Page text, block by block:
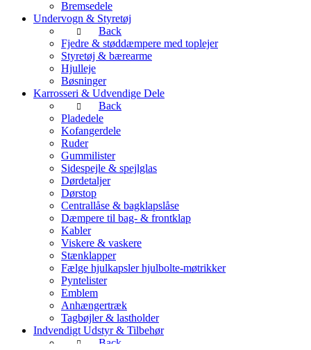
Bremsedele
Undervogn & Styretøj
Back
Fjedre & støddæmpere med toplejer
Styretøj & bærearme
Hjulleje
Bøsninger
Karrosseri & Udvendige Dele
Back
Pladedele
Kofangerdele
Ruder
Gummilister
Sidespejle & spejlglas
Dørdetaljer
Dørstop
Centrallåse & bagklapslåse
Dæmpere til bag- & frontklap
Kabler
Viskere & vaskere
Stænklapper
Fælge hjulkapsler hjulbolte-møtrikker
Pyntelister
Emblem
Anhængertræk
Tagbøjler & lastholder
Indvendigt Udstyr & Tilbehør
Back